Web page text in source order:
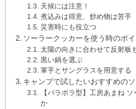
天候には注意！
煮込みは得意、炒め物は苦手
災害時にも役立つ
ソーラークッカーを使う時のポイ
太陽の向きに合わせて反射板
黒い鍋を選ぶ
軍手とサングラスを用意する
キャンプで試したいおすすめの
【パラボラ型】工房あまね
か